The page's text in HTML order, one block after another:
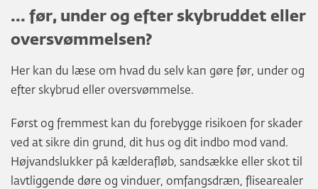
... før, under og efter skybruddet eller
oversvømmelsen?
Her kan du læse om hvad du selv kan gøre før, under og
efter skybrud eller oversvømmelse.
Først og fremmest kan du forebygge risikoen for skader
ved at sikre din grund, dit hus og dit indbo mod vand.
Højvandslukker på kælderafløb, sandsække eller skot til
lavtliggende døre og vinduer, omfangsdræn, flisearealer